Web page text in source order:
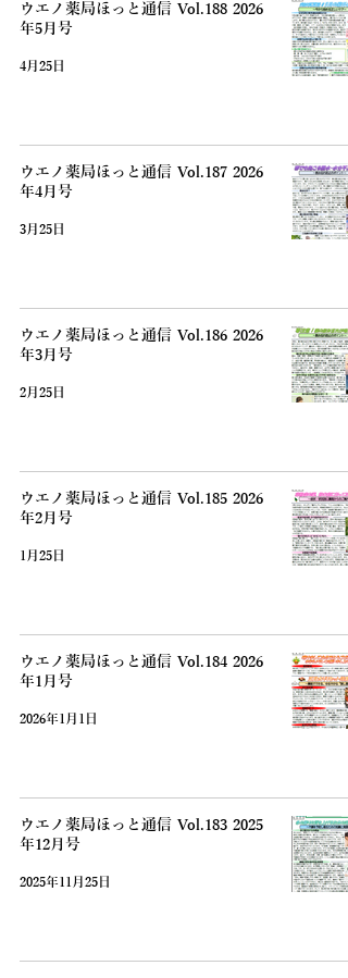
ウエノ薬局ほっと通信 Vol.188 2026
年5月号
4月25日
ウエノ薬局ほっと通信 Vol.187 2026
年4月号
3月25日
ウエノ薬局ほっと通信 Vol.186 2026
年3月号
2月25日
ウエノ薬局ほっと通信 Vol.185 2026
年2月号
1月25日
ウエノ薬局ほっと通信 Vol.184 2026
年1月号
2026年1月1日
ウエノ薬局ほっと通信 Vol.183 2025
年12月号
2025年11月25日